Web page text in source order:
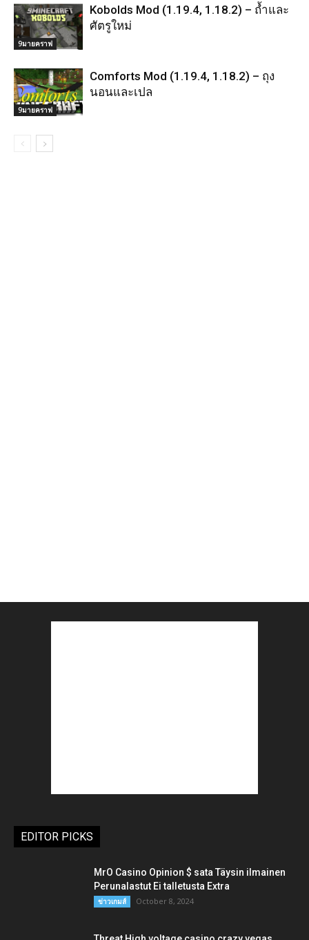
9มายคราฟ
Kobolds Mod (1.19.4, 1.18.2) – ถ้ำและ
ศัตรูใหม่
9มายคราฟ
Comforts Mod (1.19.4, 1.18.2) – ถุง
นอนและเปล
EDITOR PICKS
MrO Casino Opinion $ sata Täysin ilmainen
Perunalastut Ei talletusta Extra
ข่าวเกมส์ October 8, 2024